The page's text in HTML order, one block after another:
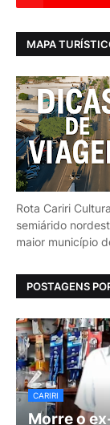
MAPA
Rota Cariri
semiárido
maior município
POSTAGENS
CARIRI
Morre o